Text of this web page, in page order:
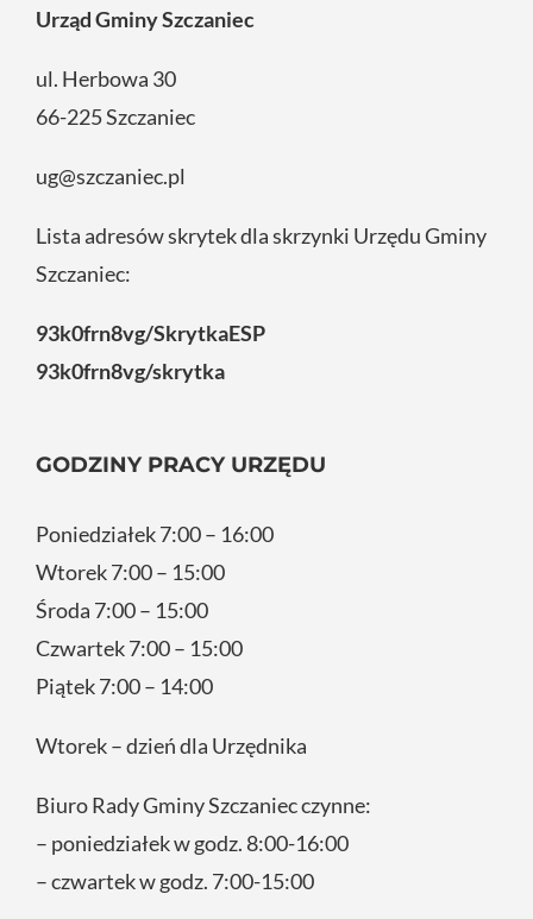
Urząd Gminy Szczaniec
ul. Herbowa 30
66-225 Szczaniec
ug@szczaniec.pl
Lista adresów skrytek dla skrzynki Urzędu Gminy
Szczaniec:
93k0frn8vg/SkrytkaESP
93k0frn8vg/skrytka
GODZINY PRACY URZĘDU
Poniedziałek 7:00 – 16:00
Wtorek 7:00 – 15:00
Środa 7:00 – 15:00
Czwartek 7:00 – 15:00
Piątek 7:00 – 14:00
Wtorek – dzień dla Urzędnika
Biuro Rady Gminy Szczaniec czynne:
– poniedziałek w godz. 8:00-16:00
– czwartek w godz. 7:00-15:00